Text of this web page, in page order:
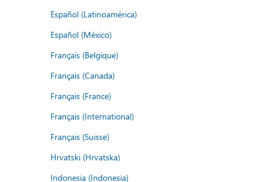
Español (Latinoamérica)
Español (México)
Français (Belgique)
Français (Canada)
Français (France)
Français (International)
Français (Suisse)
Hrvatski (Hrvatska)
Indonesia (Indonesia)